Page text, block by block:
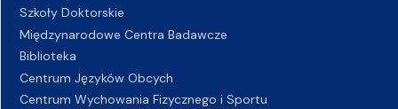
Szkoły Doktorskie
Międzynarodowe Centra Badawcze
Biblioteka
Centrum Języków Obcych
Centrum Wychowania Fizycznego i Sportu